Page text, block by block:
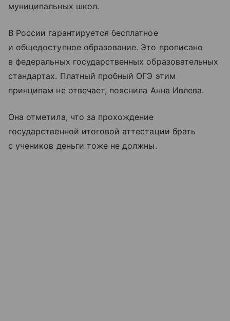
муниципальных школ.
В России гарантируется бесплатное
и общедоступное образование. Это прописано
в федеральных государственных образовательных
стандартах. Платный пробный ОГЭ этим
принципам не отвечает, пояснила Анна Ивлева.
Она отметила, что за прохождение
государственной итоговой аттестации брать
с учеников деньги тоже не должны.